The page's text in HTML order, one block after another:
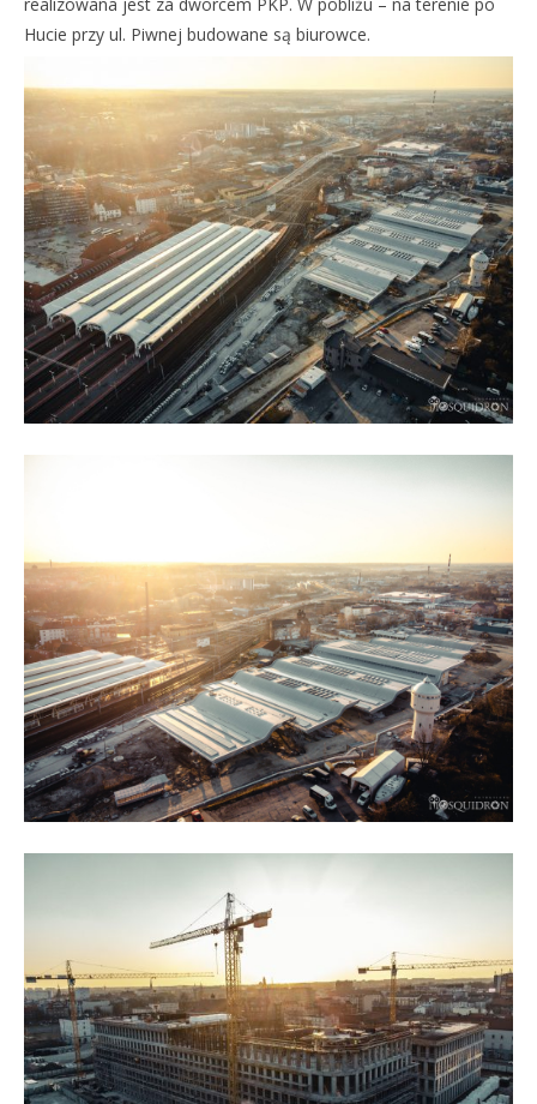
Hucie przy ul. Piwnej budowane są biurowce.